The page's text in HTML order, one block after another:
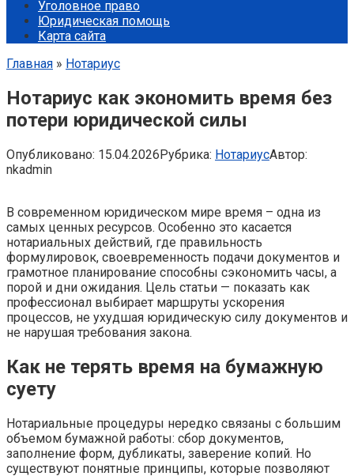
Уголовное право
Юридическая помощь
Карта сайта
Главная » Нотариус
Нотариус как экономить время без
потери юридической силы
Опубликовано: 15.04.2026Рубрика: НотариусАвтор:
nkadmin
В современном юридическом мире время – одна из
самых ценных ресурсов. Особенно это касается
нотариальных действий, где правильность
формулировок, своевременность подачи документов и
грамотное планирование способны сэкономить часы, а
порой и дни ожидания. Цель статьи — показать как
профессионал выбирает маршруты ускорения
процессов, не ухудшая юридическую силу документов и
не нарушая требования закона.
Как не терять время на бумажную
суету
Нотариальные процедуры нередко связаны с большим
объемом бумажной работы: сбор документов,
заполнение форм, дубликаты, заверение копий. Но
существуют понятные принципы, которые позволяют